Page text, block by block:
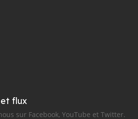
flux
sur Facebook, YouTube et Twitter.